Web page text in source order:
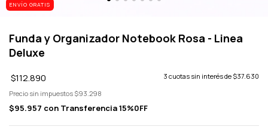
ENVÍO GRATIS
Funda y Organizador Notebook Rosa - Linea
Deluxe
$112.890 3 cuotas sin interés de $37.630
Precio sin impuestos $93.298
$95.957 con Transferencia 15%0FF